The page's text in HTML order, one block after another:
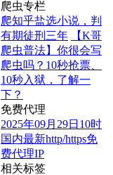
爬虫专栏
爬知乎盐选小说，判
有期徒刑三年
【K哥
爬虫普法】你很会写
爬虫吗？10秒抢票、
10秒入狱，了解一
下？
免费代理
2025年09月29日10时
国内最新http/https免
费代理IP
相关标签